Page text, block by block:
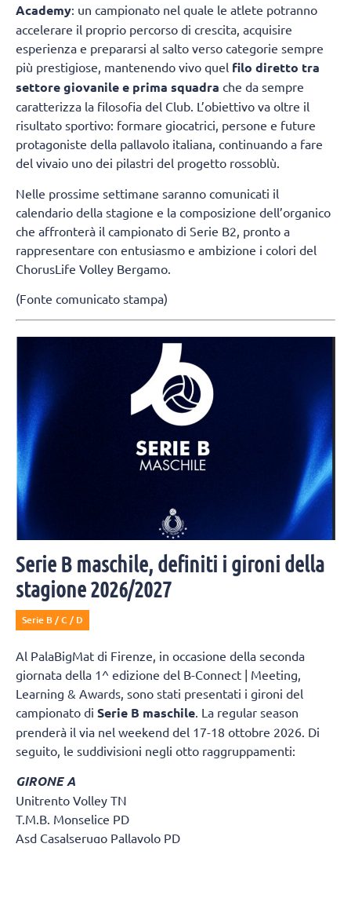
Academy: un campionato nel quale le atlete potranno
accelerare il proprio percorso di crescita, acquisire
esperienza e prepararsi al salto verso categorie sempre
più prestigiose, mantenendo vivo quel filo diretto tra
settore giovanile e prima squadra che da sempre
caratterizza la filosofia del Club. L’obiettivo va oltre il
risultato sportivo: formare giocatrici, persone e future
protagoniste della pallavolo italiana, continuando a fare
del vivaio uno dei pilastri del progetto rossoblù.
Nelle prossime settimane saranno comunicati il
calendario della stagione e la composizione dell’organico
che affronterà il campionato di Serie B2, pronto a
rappresentare con entusiasmo e ambizione i colori del
ChorusLife Volley Bergamo.
(Fonte comunicato stampa)
Serie B maschile, definiti i gironi della
stagione 2026/2027
Serie B / C / D
Al PalaBigMat di Firenze, in occasione della seconda
giornata della 1^ edizione del B-Connect | Meeting,
Learning & Awards, sono stati presentati i gironi del
campionato di Serie B maschile . La regular season
prenderà il via nel weekend del 17-18 ottobre 2026. Di
seguito, le suddivisioni negli otto raggruppamenti:
GIRONE A
Unitrento Volley TN
T.M.B. Monselice PD
Asd Casalserugo Pallavolo PD